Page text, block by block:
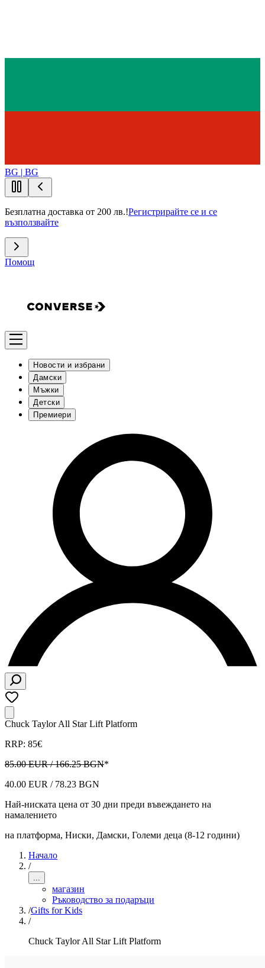
BG | BG
Безплатна доставка от 200 лв.!Регистрирайте се и се
възползвайте
Помощ
Новости и избрани
Дамски
Мъжки
Детски
Премиери
Chuck Taylor All Star Lift Platform
RRP: 85€
85.00 EUR / 166.25 BGN*
40.00 EUR / 78.23 BGN
Най-ниската цена от 30 дни преди въвеждането на
намалението
на платформа, Ниски, Дамски, Големи деца (8-12 години)
Начало
/
...
магазин
Ръководство за подаръци
/Gifts for Kids
/
Chuck Taylor All Star Lift Platform